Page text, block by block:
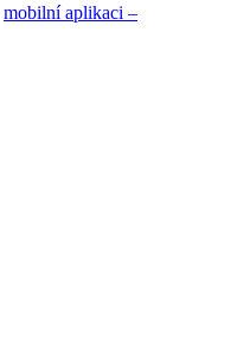
mobilní aplikaci –